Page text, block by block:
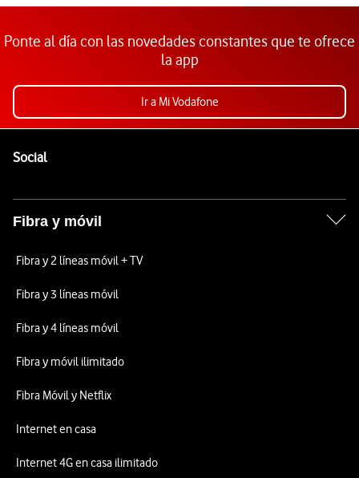
Ponte al día con las novedades constantes que te ofrece
la app
Ir a Mi Vodafone
SocialEnlaces a las redes sociales de Vodafone
Fibra y móvil
Fibra y 2 líneas móvil + TV
Fibra y 3 líneas móvil
Fibra y 4 líneas móvil
Fibra y móvil ilimitado
Fibra Móvil y Netflix
Internet en casa
Internet 4G en casa ilimitado